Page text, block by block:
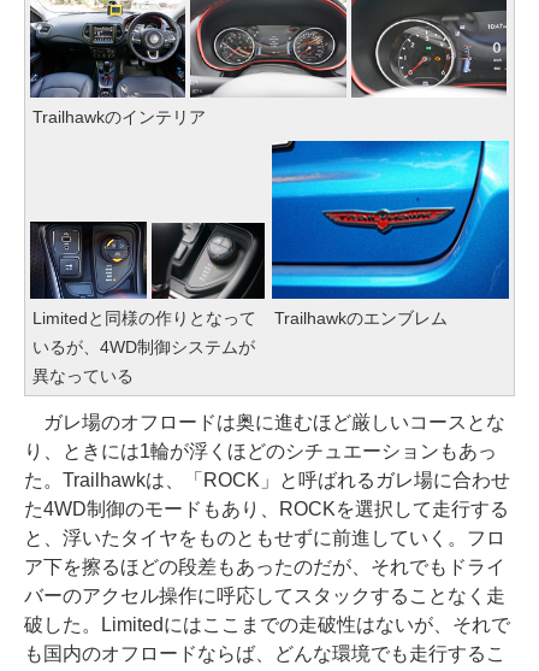
Trailhawkのインテリア
Limitedと同様の作りとなって
いるが、4WD制御システムが
異なっている
Trailhawkのエンブレム
ガレ場のオフロードは奥に進むほど厳しいコースとな
り、ときには1輪が浮くほどのシチュエーションもあっ
た。Trailhawkは、「ROCK」と呼ばれるガレ場に合わせ
た4WD制御のモードもあり、ROCKを選択して走行する
と、浮いたタイヤをものともせずに前進していく。フロ
ア下を擦るほどの段差もあったのだが、それでもドライ
バーのアクセル操作に呼応してスタックすることなく走
破した。Limitedにはここまでの走破性はないが、それで
も国内のオフロードならば、どんな環境でも走行するこ